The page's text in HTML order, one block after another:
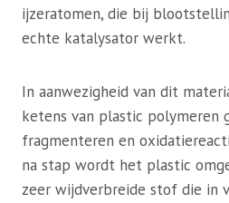
ijzeratomen, die bij
echte katalysator werkt.
In aanwezigheid van dit
ketens van plastic polymeren
fragmenteren en
na stap wordt het plastic
zeer wijdverbreide stof die in